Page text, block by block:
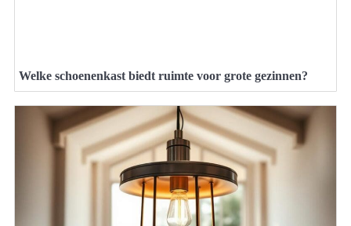
Welke schoenenkast biedt ruimte voor grote gezinnen?